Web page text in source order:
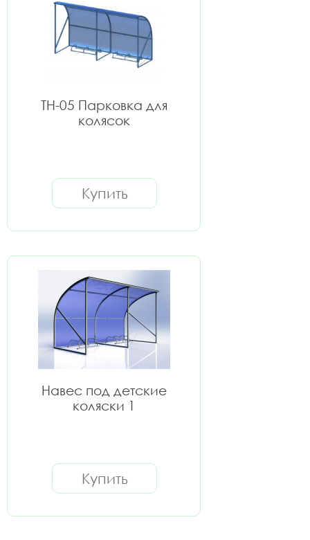
ТН-05 Парковка для
колясок
Купить
Навес под детские
коляски 1
Купить